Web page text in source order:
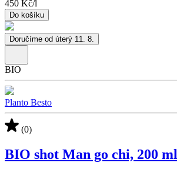
450 Kč/l
Do košíku
Doručíme od úterý 11. 8.
BIO
Planto Besto
(0)
BIO shot Man go chi, 200 ml